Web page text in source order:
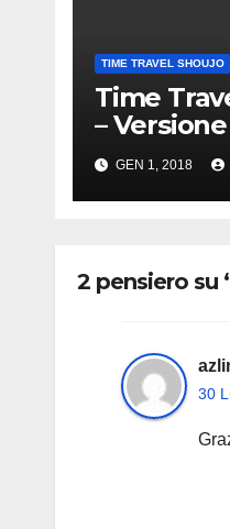
TIME TRAVEL SHOUJO
Time
–
GEN 1, 2018
2 pensiero su
30